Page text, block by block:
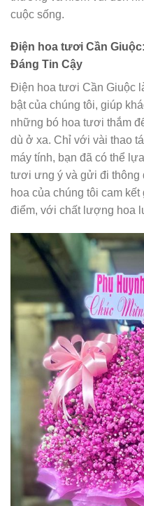
cuộc sống.
Điện hoa tươi Cần
Đáng Tin Cậy
Điện hoa tươi Cần Giuộc
bật của chúng tôi, giúp
những bó hoa tươi thắm
dù ở xa. Chỉ với vài thao
máy tính, bạn đã có thể
tươi ưng ý và gửi đi thông
hoa của chúng tôi cam
điểm, với chất lượng hoa